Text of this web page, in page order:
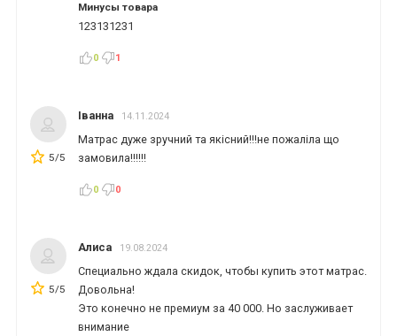
Минусы товара
123131231
0 1
5/5
Іванна 14.11.2024
Матрас дуже зручний та якісний!!!не пожаліла що
замовила!!!!!!
0 0
5/5
Алиса 19.08.2024
Специально ждала скидок, чтобы купить этот матрас.
Довольна!
Это конечно не премиум за 40 000. Но заслуживает
внимание